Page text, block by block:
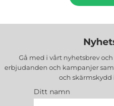
Gå med i vårt nyhetsbrev
erbjudanden och kampanjer
och skärmskydd
Ditt namn